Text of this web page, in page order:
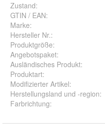
Zustand:
GTIN / EAN:
Marke:
Hersteller Nr.:
Produktgröße:
Angebotspaket:
Ausländisches Produkt:
Produktart:
Modifizierter Artikel:
Herstellungsland und -region:
Farbrichtung: